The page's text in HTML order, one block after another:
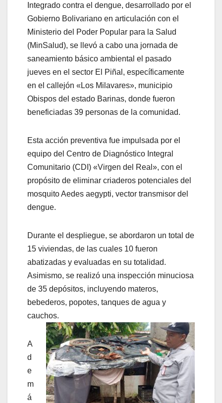
Integrado contra el dengue, desarrollado por el
Gobierno Bolivariano en articulación con el
Ministerio del Poder Popular para la Salud
(MinSalud), se llevó a cabo una jornada de
saneamiento básico ambiental el pasado
jueves en el sector El Piñal, específicamente
en el callejón «Los Milavares», municipio
Obispos del estado Barinas, donde fueron
beneficiadas 39 personas de la comunidad.
Esta acción preventiva fue impulsada por el
equipo del Centro de Diagnóstico Integral
Comunitario (CDI) «Virgen del Real», con el
propósito de eliminar criaderos potenciales del
mosquito Aedes aegypti, vector transmisor del
dengue.
Durante el despliegue, se abordaron un total de
15 viviendas, de las cuales 10 fueron
abatizadas y evaluadas en su totalidad.
Asimismo, se realizó una inspección minuciosa
de 35 depósitos, incluyendo materos,
bebederos, popotes, tanques de agua y
cauchos.
A
d
e
m
á